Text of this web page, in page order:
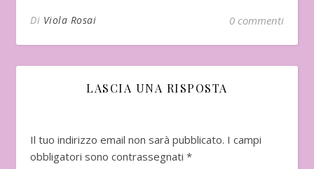
Di Viola Rosai 0 commenti
LASCIA UNA RISPOSTA
Il tuo indirizzo email non sarà pubblicato. I campi
obbligatori sono contrassegnati *